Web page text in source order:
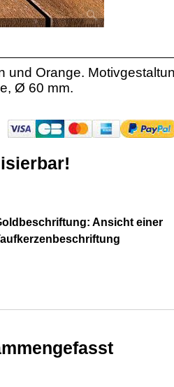
und Orange.
Ø 60 mm.
Ansicht einer